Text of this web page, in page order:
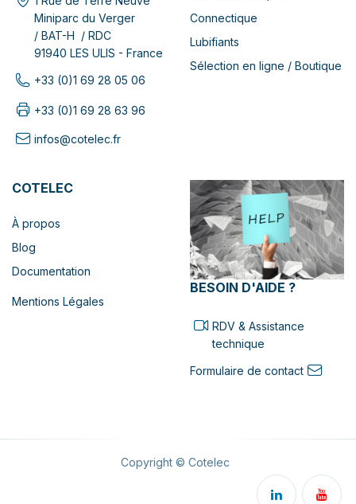
Miniparc du Verger
/ BAT-H / RDC
91940 LES ULIS - France
+33 (0)1 69 28 05 06
+33 (0)1 69 28 63 96
infos@cotelec.fr
Connectique
Lubifiants
Sélection en ligne / Boutique
COTELEC
À propos
Blog
Documentation
Mentions Légales
BESOIN D'AIDE ?
RDV & Assistance
technique
Formulaire de contact
Copyright © Cotelec